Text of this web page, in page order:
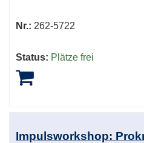
Nr.: 262-5722
Status: Plätze frei
Impulsworkshop: